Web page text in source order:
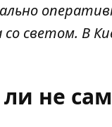
светом. В
не